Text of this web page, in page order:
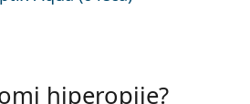
hiperopije?